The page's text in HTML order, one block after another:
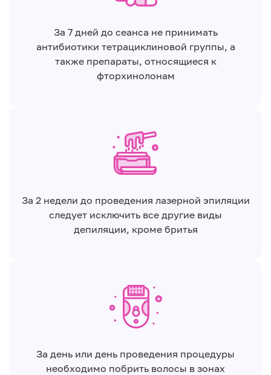
За 7 дней до сеанса не принимать
антибиотики тетрациклиновой группы, а
также препараты, относящиеся к
фторхинолонам
За 2 недели до проведения лазерной эпиляции
следует исключить все другие виды
депиляции, кроме бритья
За день или день проведения процедуры
необходимо побрить волосы в зонах